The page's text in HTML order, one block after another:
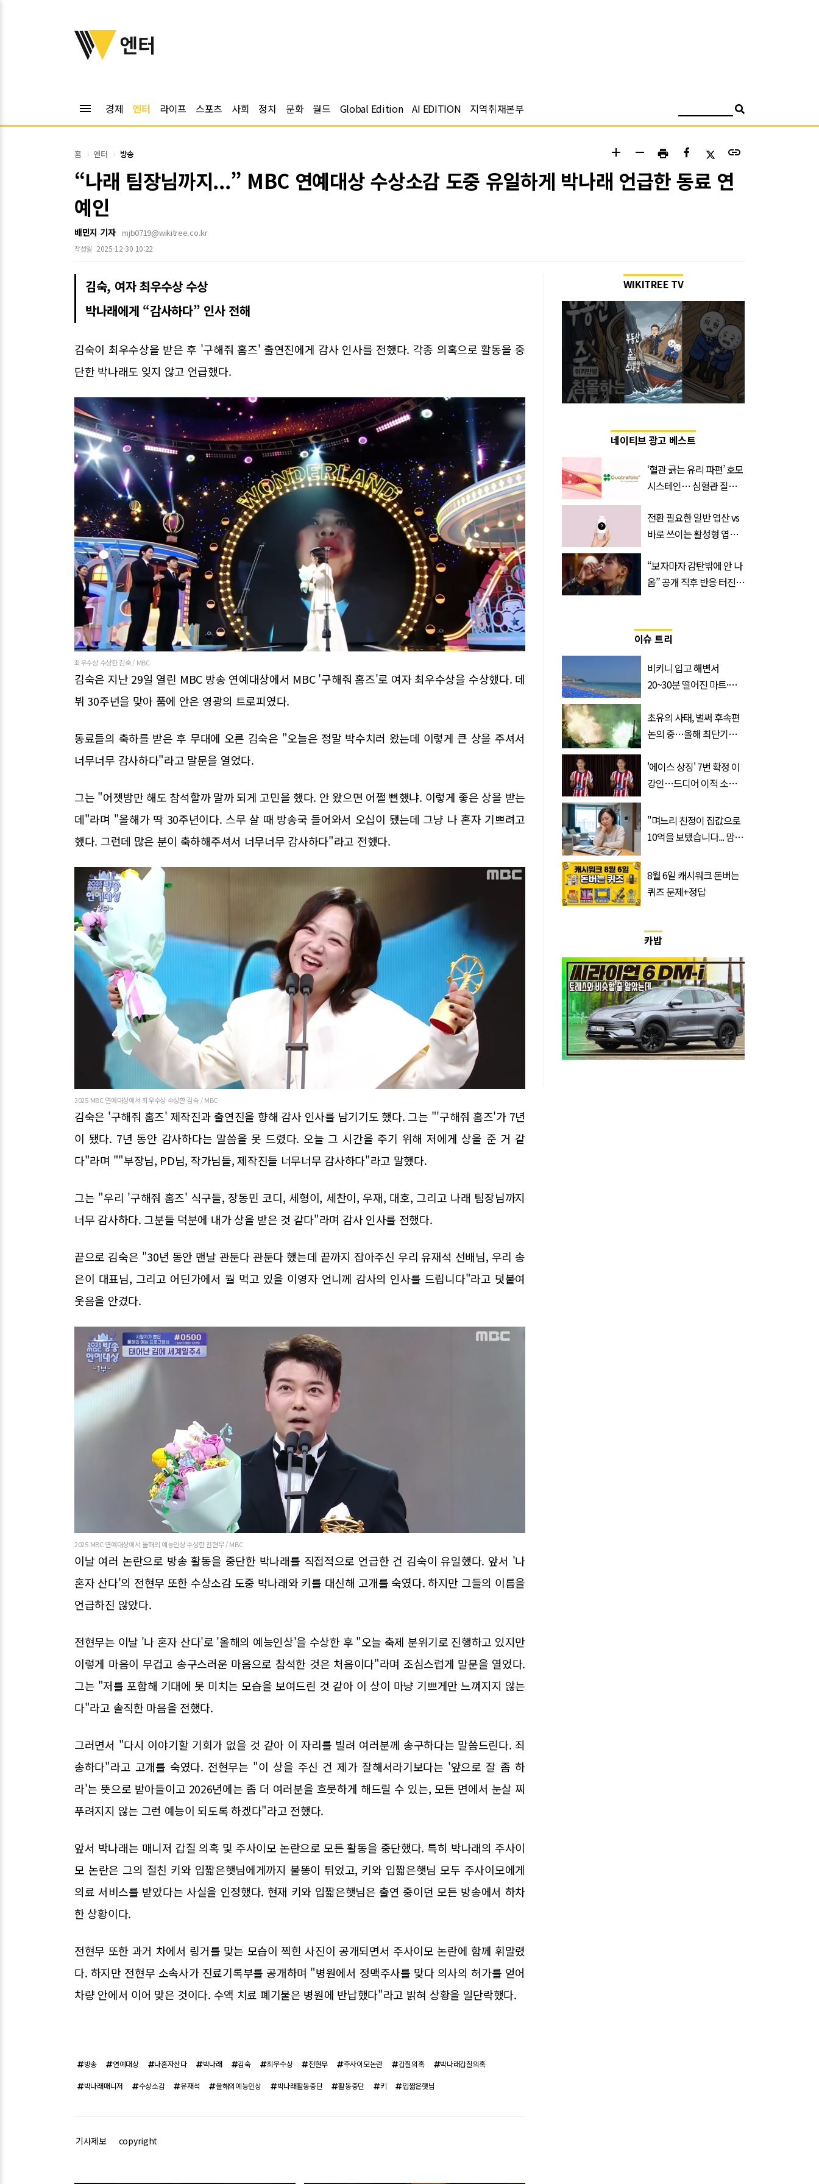
위키트리
엔터
menu 경제 엔터 라이프 스포츠 사회 정치 문화 월드 Global Edition AI EDITION 지역취재본부
홈 엔터 방송 add remove print link
“나래 팀장님까지...” MBC 연예대상 수상소감 도중 유일하게 박나래 언급한 동료 연
예인
배민지 기자 mjb0719@wikitree.co.kr
작성일 2025-12-30 10:22
김숙, 여자 최우수상 수상
박나래에게 “감사하다” 인사 전해
김숙이 최우수상을 받은 후 '구해줘 홈즈' 출연진에게 감사 인사를 전했다. 각종 의혹으로 활동을 중
단한 박나래도 잊지 않고 언급했다.
최우수상 수상한 김숙 / MBC
김숙은 지난 29일 열린 MBC 방송 연예대상에서 MBC '구해줘 홈즈'로 여자 최우수상을 수상했다. 데
뷔 30주년을 맞아 품에 안은 영광의 트로피였다.
동료들의 축하를 받은 후 무대에 오른 김숙은 "오늘은 정말 박수치러 왔는데 이렇게 큰 상을 주셔서
너무너무 감사하다"라고 말문을 열었다.
그는 "어젯밤만 해도 참석할까 말까 되게 고민을 했다. 안 왔으면 어쩔 뻔했냐. 이렇게 좋은 상을 받는
데"라며 "올해가 딱 30주년이다. 스무 살 때 방송국 들어와서 오십이 됐는데 그냥 나 혼자 기쁘려고
했다. 그런데 많은 분이 축하해주셔서 너무너무 감사하다"라고 전했다.
2025 MBC 연예대상에서 최우수상 수상한 김숙 / MBC
김숙은 '구해줘 홈즈' 제작진과 출연진을 향해 감사 인사를 남기기도 했다. 그는 "'구해줘 홈즈'가 7년
이 됐다. 7년 동안 감사하다는 말씀을 못 드렸다. 오늘 그 시간을 주기 위해 저에게 상을 준 거 같
다"라며 ""부장님, PD님, 작가님들, 제작진들 너무너무 감사하다"라고 말했다.
그는 "우리 '구해줘 홈즈' 식구들, 장동민 코디, 세형이, 세찬이, 우재, 대호, 그리고 나래 팀장님까지
너무 감사하다. 그분들 덕분에 내가 상을 받은 것 같다"라며 감사 인사를 전했다.
끝으로 김숙은 "30년 동안 맨날 관둔다 관둔다 했는데 끝까지 잡아주신 우리 유재석 선배님, 우리 송
은이 대표님, 그리고 어딘가에서 뭘 먹고 있을 이영자 언니께 감사의 인사를 드립니다"라고 덧붙여
웃음을 안겼다.
2025 MBC 연예대상에서 올해의 예능인상 수상한 전현무 / MBC
이날 여러 논란으로 방송 활동을 중단한 박나래를 직접적으로 언급한 건 김숙이 유일했다. 앞서 '나
혼자 산다'의 전현무 또한 수상소감 도중 박나래와 키를 대신해 고개를 숙였다. 하지만 그들의 이름을
언급하진 않았다.
전현무는 이날 '나 혼자 산다'로 '올해의 예능인상'을 수상한 후 "오늘 축제 분위기로 진행하고 있지만
이렇게 마음이 무겁고 송구스러운 마음으로 참석한 것은 처음이다"라며 조심스럽게 말문을 열었다.
그는 "저를 포함해 기대에 못 미치는 모습을 보여드린 것 같아 이 상이 마냥 기쁘게만 느껴지지 않는
다"라고 솔직한 마음을 전했다.
그러면서 "다시 이야기할 기회가 없을 것 같아 이 자리를 빌려 여러분께 송구하다는 말씀드린다. 죄
송하다"라고 고개를 숙였다. 전현무는 "이 상을 주신 건 제가 잘해서라기보다는 '앞으로 잘 좀 하
라'는 뜻으로 받아들이고 2026년에는 좀 더 여러분을 흐뭇하게 해드릴 수 있는, 모든 면에서 눈살 찌
푸려지지 않는 그런 예능이 되도록 하겠다"라고 전했다.
앞서 박나래는 매니저 갑질 의혹 및 주사이모 논란으로 모든 활동을 중단했다. 특히 박나래의 주사이
모 논란은 그의 절친 키와 입짧은햇님에게까지 불똥이 튀었고, 키와 입짧은햇님 모두 주사이모에게
의료 서비스를 받았다는 사실을 인정했다. 현재 키와 입짧은햇님은 출연 중이던 모든 방송에서 하차
한 상황이다.
전현무 또한 과거 차에서 링거를 맞는 모습이 찍힌 사진이 공개되면서 주사이모 논란에 함께 휘말렸
다. 하지만 전현무 소속사가 진료기록부를 공개하며 "병원에서 정맥주사를 맞다 의사의 허가를 얻어
차량 안에서 이어 맞은 것이다. 수액 치료 폐기물은 병원에 반납했다"라고 밝혀 상황을 일단락했다.
방송 연예대상 나혼자산다 박나래 김숙 최우수상 전현무 주사이모논란 갑질의혹 박나래갑질의혹
박나래매니저 수상소감 유재석 올해의예능인상 박나래활동중단 활동중단 키 입짧은햇님
기사제보 copyright
WIKITREE TV
네이티브 광고 베스트
‘혈관 긁는 유리 파편’ 호모
시스테인… 심혈관 질환
전환 필요한 일반 엽산 vs
바로 쓰이는 활성형 엽
‘Quatrefolic®’ 주목
“보자마자 감탄밖에 안 나
옴” 공개 직후 반응 터진
이슈 트리
비키니 입고 해변서
20~30분 떨어진 마트·주
속출, 반응 폭발
초유의 사태, 벌써 후속편
논의 중…올해 최단기간
정체
'에이스 상징' 7번 확정 이
강인…드디어 이적 소감
"며느리 친정이 집값으로
10억을 보탰습니다... 맘이
8월 6일 캐시워크 돈버는
퀴즈 문제+정답
카밥